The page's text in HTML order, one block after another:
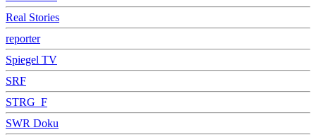
Real Stories
reporter
Spiegel TV
SRF
STRG_F
SWR Doku